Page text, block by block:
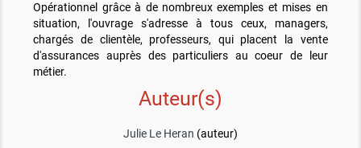
Opérationnel grâce à de nombreux exemples et mises en
situation, l'ouvrage s'adresse à tous ceux, managers,
chargés de clientèle, professeurs, qui placent la vente
d'assurances auprès des particuliers au coeur de leur
métier.
Auteur(s)
Julie Le Heran (auteur)